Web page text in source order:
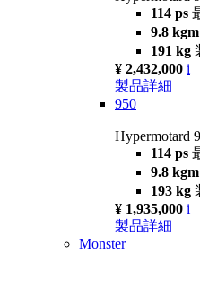
114 ps
9.8 kgm
191 kg
¥ 2,432,000 i
製品詳細
950
Hypermotard
114 ps
9.8 kgm
193 kg
¥ 1,935,000 i
製品詳細
Monster